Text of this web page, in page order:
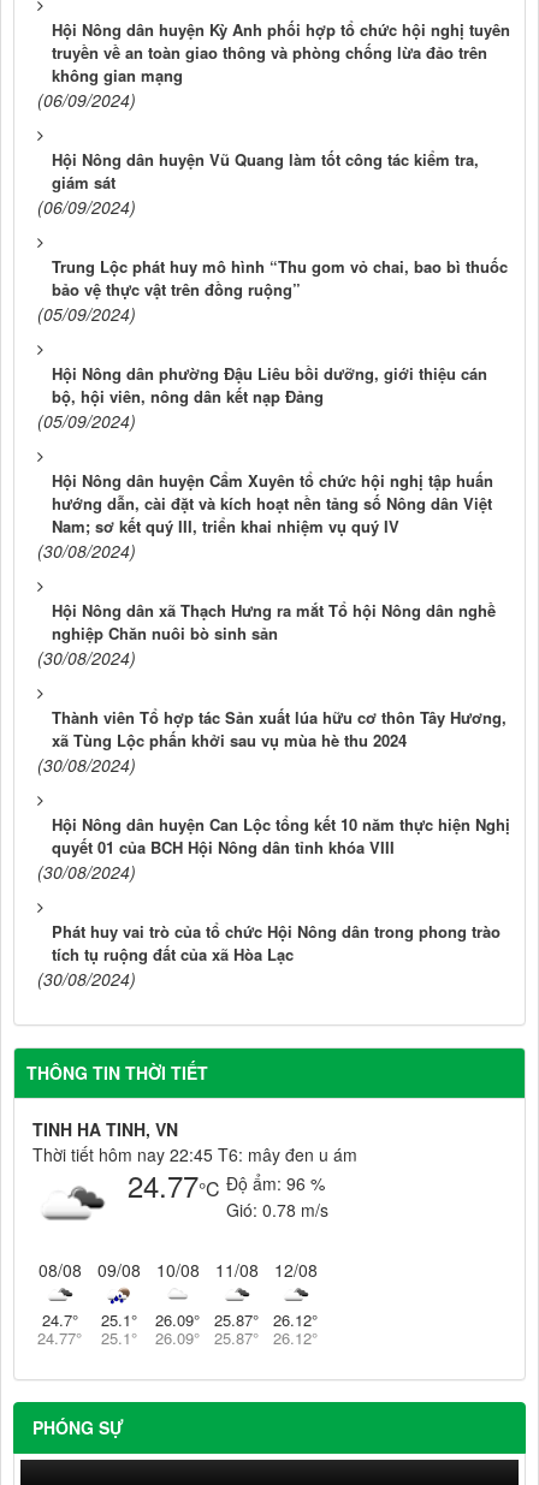
Hội Nông dân huyện Kỳ Anh phối hợp tổ chức hội nghị tuyên
truyền về an toàn giao thông và phòng chống lừa đảo trên
không gian mạng
(06/09/2024)
Hội Nông dân huyện Vũ Quang làm tốt công tác kiểm tra,
giám sát
(06/09/2024)
Trung Lộc phát huy mô hình “Thu gom vỏ chai, bao bì thuốc
bảo vệ thực vật trên đồng ruộng”
(05/09/2024)
Hội Nông dân phường Đậu Liêu bồi dưỡng, giới thiệu cán
bộ, hội viên, nông dân kết nạp Đảng
(05/09/2024)
Hội Nông dân huyện Cẩm Xuyên tổ chức hội nghị tập huấn
hướng dẫn, cài đặt và kích hoạt nền tảng số Nông dân Việt
Nam; sơ kết quý III, triển khai nhiệm vụ quý IV
(30/08/2024)
Hội Nông dân xã Thạch Hưng ra mắt Tổ hội Nông dân nghề
nghiệp Chăn nuôi bò sinh sản
(30/08/2024)
Thành viên Tổ hợp tác Sản xuất lúa hữu cơ thôn Tây Hương,
xã Tùng Lộc phấn khởi sau vụ mùa hè thu 2024
(30/08/2024)
Hội Nông dân huyện Can Lộc tổng kết 10 năm thực hiện Nghị
quyết 01 của BCH Hội Nông dân tỉnh khóa VIII
(30/08/2024)
Phát huy vai trò của tổ chức Hội Nông dân trong phong trào
tích tụ ruộng đất của xã Hòa Lạc
(30/08/2024)
THÔNG TIN THỜI TIẾT
TINH HA TINH, VN
Thời tiết hôm nay 22:45 T6: mây đen u ám
24.77°C Độ ẩm: 96 %
Gió: 0.78 m/s
08/08
24.7°
24.77°
09/08
25.1°
25.1°
10/08
26.09°
26.09°
11/08
25.87°
25.87°
12/08
26.12°
26.12°
PHÓNG SỰ